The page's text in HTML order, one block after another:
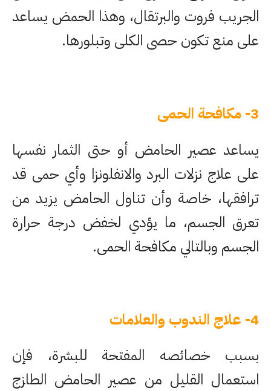
الجريب فروت والبرتقال، وهذا الحمض يساعد
على منع تكون حصى الكلى وتبلورها.
3- مكافحة الحمى
يساعد عصير الحامض أو حتى الثمار نفسها
على علاج نزلات البرد والانفلونزا وأي حمى قد
ترافقها، خاصة وأن تناول الحامض يزيد من
تعرق الجسم، ما يؤدي لخفض درجة حرارة
الجسم وبالتالي مكافحة الحمى.
4- علاج الندوب والعلامات
بسبب خصائصه المفتحة للبشرة، فإن
استعمال القليل من عصير الحامض الطازج